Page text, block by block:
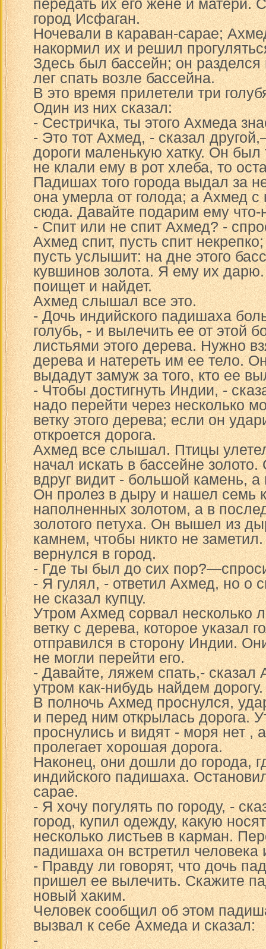
передать их его жене и матери.
город Исфаган.
Ночевали в караван-сарае;
накормил их и решил
Здесь был бассейн; он
лег спать возле бассейна.
В это время прилетели три
Один из них сказал:
- Сестричка, ты этого Ахмеда
- Это тот Ахмед, - сказал
дороги маленькую хатку. Он был
не клали ему в рот хлеба, то
Падишах того города выдал за
она умерла от голода; а Ахмед с
сюда. Давайте подарим ему что-
- Спит или не спит Ахмед? -
Ахмед спит, пусть спит
пусть услышит: на дне этого
кувшинов золота. Я ему их
поищет и найдет.
Ахмед слышал все это.
- Дочь индийского падишаха
голубь, - и вылечить ее от этой
листьями этого дерева. Нужно
дерева и натереть им ее тело.
выдадут замуж за того, кто ее
- Чтобы достигнуть Индии, -
надо перейти через несколько
ветку этого дерева; если он
откроется дорога.
Ахмед все слышал. Птицы
начал искать в бассейне
вдруг видит - большой камень,
Он пролез в дыру и нашел семь
наполненных золотом, а в
золотого петуха. Он вышел из
камнем, чтобы никто не
вернулся в город.
- Где ты был до сих
- Я гулял, - ответил Ахмед, но о
не сказал купцу.
Утром Ахмед сорвал несколько
ветку с дерева, которое указал
отправился в сторону Индии.
не могли перейти его.
- Давайте, ляжем спать,- сказал
утром как-нибудь найдем дорогу.
В полночь Ахмед проснулся,
и перед ним открылась дорога.
проснулись и видят - моря нет ,
пролегает хорошая дорога.
Наконец, они дошли до города,
индийского падишаха.
сарае.
- Я хочу погулять по городу, -
город, купил одежду, какую
несколько листьев в карман.
падишаха он встретил человека
- Правду ли говорят, что дочь
пришел ее вылечить. Скажите
новый хаким.
Человек сообщил об этом
вызвал к себе Ахмеда и сказал:
-